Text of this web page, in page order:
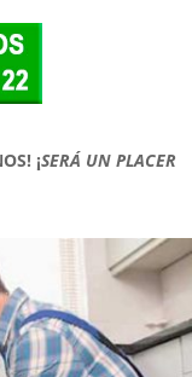
¡SERÁ UN PLACER